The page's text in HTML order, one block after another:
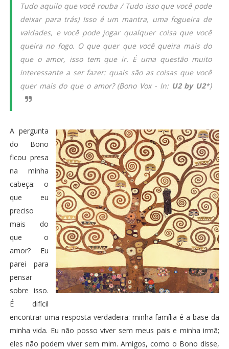
Tudo aquilo que você rouba / Tudo isso que você pode
deixar para trás) Isso é um mantra, uma fogueira de
vaidades, e você pode jogar qualquer coisa que você
queira no fogo. O que quer que você queira mais do
que o amor, isso tem que ir. É uma questão muito
interessante a ser fazer: quais são as coisas que você
quer mais do que o amor? (Bono Vox - In: U2 by U2*)
A pergunta
do Bono
ficou presa
na minha
cabeça: o
que eu
preciso
mais do
que o
amor? Eu
parei para
pensar
sobre isso.
É difícil
encontrar uma resposta verdadeira: minha família é a base da
minha vida. Eu não posso viver sem meus pais e minha irmã;
eles não podem viver sem mim. Amigos, como o Bono disse,